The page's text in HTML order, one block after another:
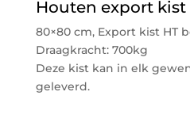
Houten export
80×80 cm, Export kist HT
Draagkracht: 700kg
Deze kist kan in elk
geleverd.